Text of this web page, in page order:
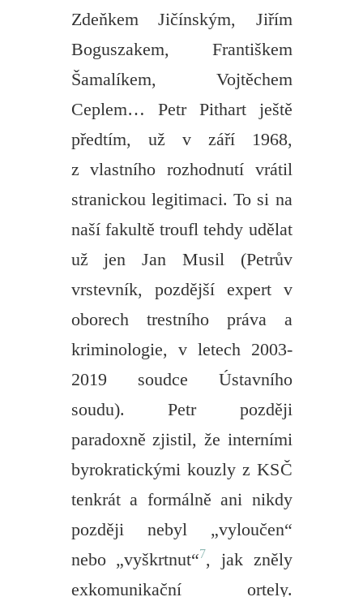
Zdeňkem Jičínským, Jiřím
Boguszakem, Františkem
Šamalíkem, Vojtěchem
Ceplem… Petr Pithart ještě
předtím, už v září 1968,
z vlastního rozhodnutí vrátil
stranickou legitimaci. To si na
naší fakultě troufl tehdy udělat
už jen Jan Musil (Petrův
vrstevník, pozdější expert v
oborech trestního práva a
kriminologie, v letech 2003-
2019 soudce Ústavního
soudu). Petr později
paradoxně zjistil, že interními
byrokratickými kouzly z KSČ
tenkrát a formálně ani nikdy
později nebyl „vyloučen“
nebo „vyškrtnut“7, jak zněly
exkomunikační ortely.